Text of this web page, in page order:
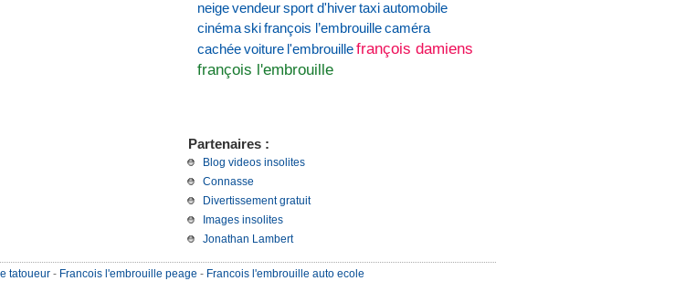
neigevendeursport d'hivertaxiautomobile
cinémaskifrançois l’embrouillecaméra
cachéevoiture l'embrouillefrançois damiens
françois l'embrouille
Partenaires :
Blog videos insolites
Connasse
Divertissement gratuit
Images insolites
Jonathan Lambert
tatoueur - Francois l'embrouille peage - Francois l'embrouille auto ecole